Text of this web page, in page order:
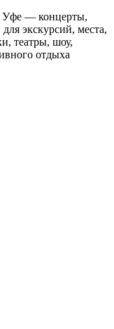
Уфе — концерты,
экскурсий, места,
театры, шоу,
отдыха